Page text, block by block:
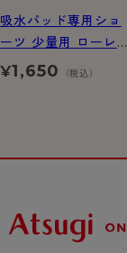
吸水パッド専用ショ
ーツ 少量用 ローレッ
グタイプ
¥1,650 （税込）